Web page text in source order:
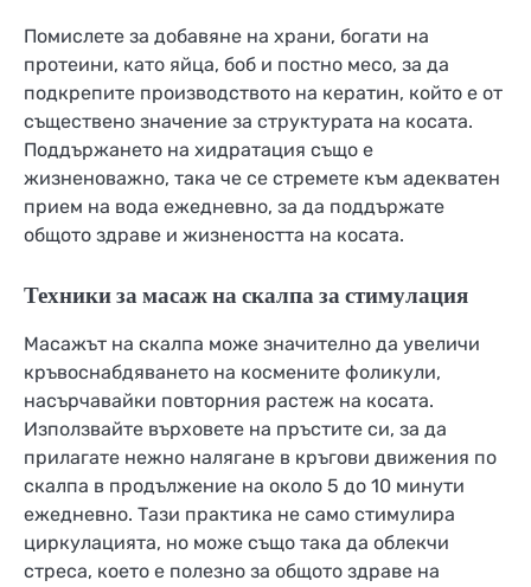
Помислете за добавяне на храни, богати на
протеини, като яйца, боб и постно месо, за да
подкрепите производството на кератин, който е от
съществено значение за структурата на косата.
Поддържането на хидратация също е
жизненоважно, така че се стремете към адекватен
прием на вода ежедневно, за да поддържате
общото здраве и жизнеността на косата.
Техники за масаж на скалпа за стимулация
Масажът на скалпа може значително да увеличи
кръвоснабдяването на космените фоликули,
насърчавайки повторния растеж на косата.
Използвайте върховете на пръстите си, за да
прилагате нежно налягане в кръгови движения по
скалпа в продължение на около 5 до 10 минути
ежедневно. Тази практика не само стимулира
циркулацията, но може също така да облекчи
стреса, което е полезно за общото здраве на